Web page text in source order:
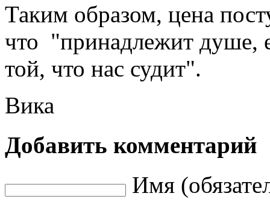
Таким образом, цена
что "принадлежит душе,
той, что нас судит".
Вика
Добавить комментарий
Имя